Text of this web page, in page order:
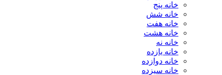
خانه پنج
خانه شش
خانه هفت
خانه هشت
خانه نه
خانه یازده
خانه دوازده
خانه سیزده